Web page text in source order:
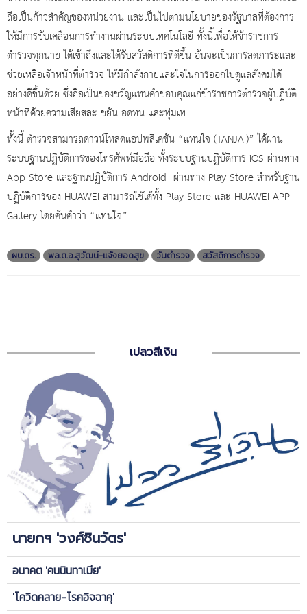
ถือเป็นก้าวสำคัญของหน่วยงาน และเป็นไปตามนโยบายของรัฐบาลที่ต้องการ
ให้มีการขับเคลื่อนการทำงานผ่านระบบเทคโนโลยี ทั้งนี้เพื่อให้ข้าราชการ
ตำรวจทุกนาย ได้เข้าถึงและได้รับสวัสดิการที่ดีขึ้น อันจะเป็นการลดภาระและ
ช่วยเหลือเจ้าหน้าที่ตำรวจ ให้มีกำลังกายและใจในการออกไปดูแลสังคมได้
อย่างดีขึ้นด้วย ซึ่งถือเป็นของขวัญแทนคำขอบคุณแก่ข้าราชการตำรวจผู้ปฏิบัติ
หน้าที่ด้วยความเสียสละ ขยัน อดทน และทุ่มเท
ทั้งนี้ ตำรวจสามารถดาวน์โหลดแอปพลิเคชัน “แทนใจ (TANJAI)”ได้ผ่าน
ระบบฐานปฏิบัติการของโทรศัพท์มือถือ ทั้งระบบฐานปฏิบัติการ iOS ผ่านทาง
App Store และฐานปฏิบัติการ Android ผ่านทาง Play Storeสำหรับฐาน
ปฏิบัติการของ HUAWEI สามารถใช้ได้ทั้ง Play Store และ HUAWEI APP
Galleryโดยค้นคำว่า “แทนใจ”
ผบ.ตร. พล.ต.อ.สุวัฒน์-แจ้งยอดสุข วันตำรวจ สวัสดิการตำรวจ
เปลวสีเงิน
นายกฯ 'วงศ์ชินวัตร'
อนาคต 'คนนินทาเมีย'
'โควิดคลาย-โรคอิจฉาคุ'